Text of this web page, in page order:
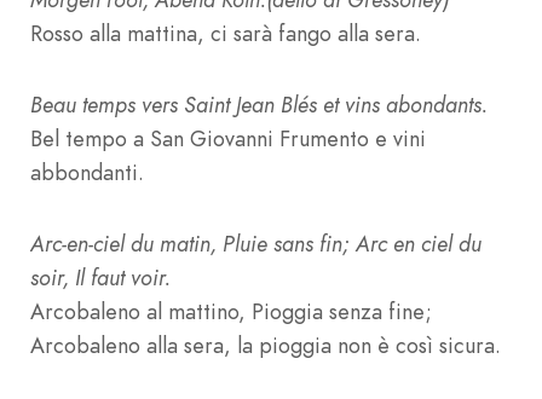
Rosso alla mattina, ci sarà fango alla sera.
Beau temps vers Saint Jean Blés et vins abondants.
Bel tempo a San Giovanni Frumento e vini
abbondanti.
Arc-en-ciel du matin, Pluie sans fin; Arc en ciel du
soir, Il faut voir.
Arcobaleno al mattino, Pioggia senza fine;
Arcobaleno alla sera, la pioggia non è così sicura.